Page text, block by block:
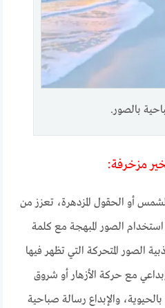
بالصور.
مزخرفة:
أو الحقول المزدهرة، تعزز من
الصور المبهجة مع كلمة
الصور المتحركة التي تظهر فيها
مع حركة الأزهار أو شروق
والإبداع رسالة صباحية